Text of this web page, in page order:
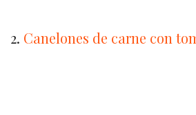
2. Canelones de carne con